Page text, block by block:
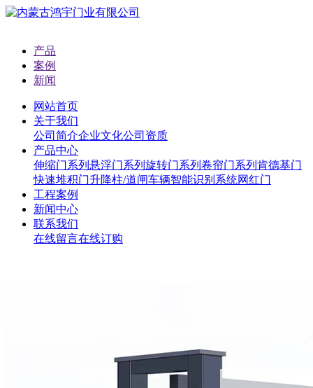
产品
案例
新闻
网站首页
关于我们
公司简介企业文化公司资质
产品中心
伸缩门系列 悬浮门系列 旋转门系列 卷帘门系列 肯德基门
快速堆积门升降柱/道闸车辆智能识别系统网红门
工程案例
新闻中心
联系我们
在线留言在线订购